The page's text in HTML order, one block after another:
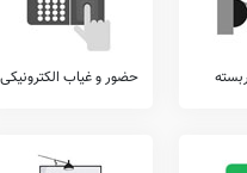
را با چند بیت از حافظ شیرازی به پایان می
ای پیک راستان خبر یار ما بگو
هر کس که گفت خاک در دوست
حضور و غیاب الکترونیکی